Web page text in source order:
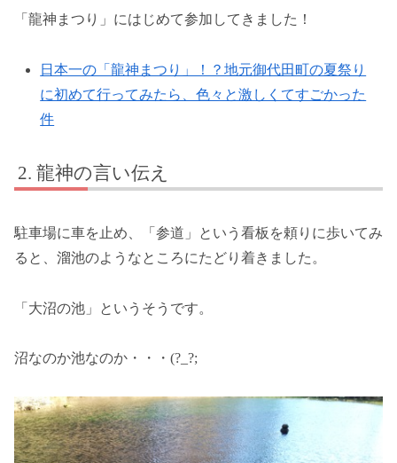
「龍神まつり」にはじめて参加してきました！
日本一の「龍神まつり」！？地元御代田町の夏祭り
に初めて行ってみたら、色々と激しくてすごかった
件
龍神の言い伝え
駐車場に車を止め、「参道」という看板を頼りに歩いてみ
ると、溜池のようなところにたどり着きました。
「大沼の池」というそうです。
沼なのか池なのか・・・(?_?;